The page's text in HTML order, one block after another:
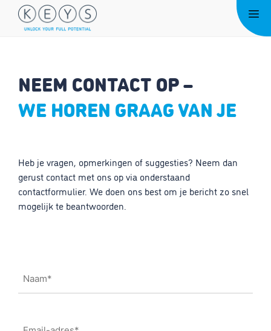
NEEM CONTACT OP –
WE HOREN GRAAG VAN JE
Heb je vragen, opmerkingen of suggesties? Neem dan
gerust contact met ons op via onderstaand
contactformulier. We doen ons best om je bericht zo snel
mogelijk te beantwoorden.
(Vereist)
(Vereist)